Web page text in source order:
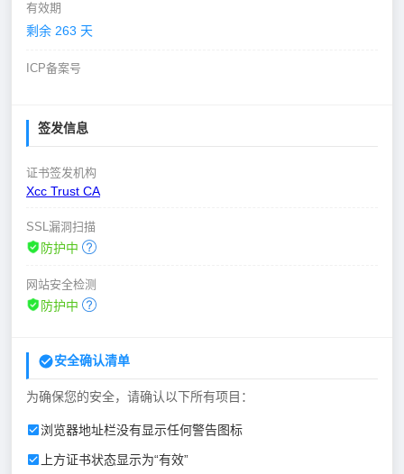
有效期
剩余 263 天
ICP备案号
签发信息
证书签发机构
Xcc Trust CA
SSL漏洞扫描
防护中
网站安全检测
防护中
安全确认清单
为确保您的安全，请确认以下所有项目：
浏览器地址栏没有显示任何警告图标
上方证书状态显示为“有效”